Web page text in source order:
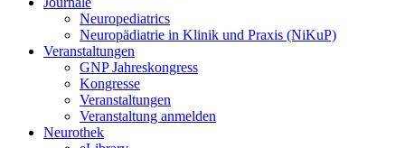
Neuropediatrics
Neuropädiatrie in Klinik und Praxis (NiKuP)
Veranstaltungen
GNP Jahreskongress
Kongresse
Veranstaltungen
Veranstaltung anmelden
Neurothek